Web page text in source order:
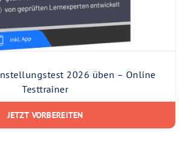
2026 üben – Online
Testtrainer
JETZT VORBEREITEN